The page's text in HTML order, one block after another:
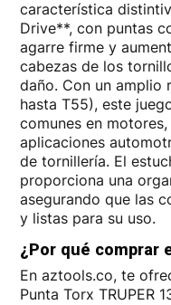
característica
Drive**, con puntas
agarre firme y
cabezas de los
daño. Con un amplio
hasta T55), este
comunes en
aplicaciones
de tornillería. El
proporciona una
asegurando que las
y listas para su uso.
¿Por qué comprar
En aztools.co, te
Punta Torx TRUPER